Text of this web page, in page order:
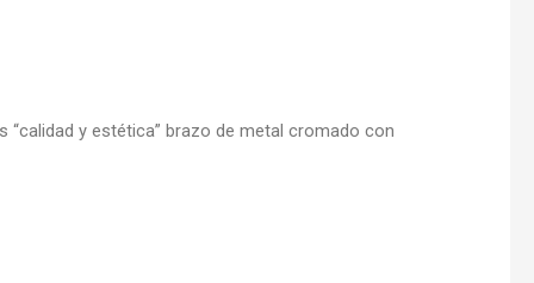
y estética” brazo de metal cromado con